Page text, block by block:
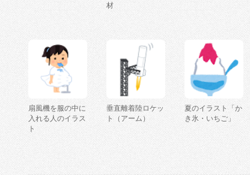
材
扇風機を服の中に
入れる人のイラス
ト
垂直離着陸ロケッ
ト（アーム）
夏のイラスト「か
き氷・いちご」